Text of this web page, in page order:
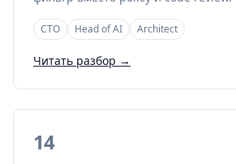
CTO Head of AI Architect
Читать разбор →
14